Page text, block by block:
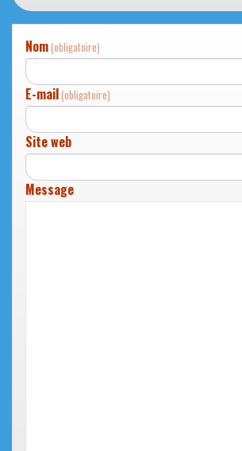
Nom(obligatoire)
E-mail(obligatoire)
Site web
Message